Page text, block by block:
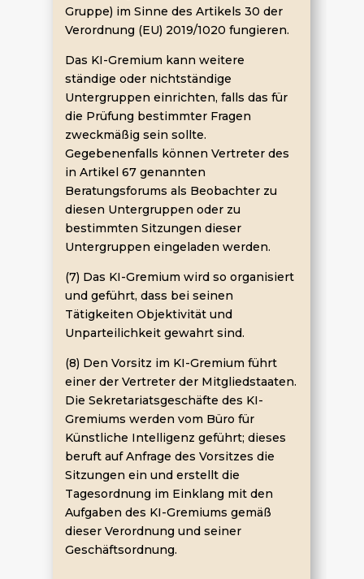
Gruppe) im Sinne des Artikels 30 der
Verordnung (EU) 2019/1020 fungieren.
Das KI-Gremium kann weitere
ständige oder nichtständige
Untergruppen einrichten, falls das für
die Prüfung bestimmter Fragen
zweckmäßig sein sollte.
Gegebenenfalls können Vertreter des
in Artikel 67 genannten
Beratungsforums als Beobachter zu
diesen Untergruppen oder zu
bestimmten Sitzungen dieser
Untergruppen eingeladen werden.
(7) Das KI-Gremium wird so organisiert
und geführt, dass bei seinen
Tätigkeiten Objektivität und
Unparteilichkeit gewahrt sind.
(8) Den Vorsitz im KI-Gremium führt
einer der Vertreter der Mitgliedstaaten.
Die Sekretariatsgeschäfte des KI-
Gremiums werden vom Büro für
Künstliche Intelligenz geführt; dieses
beruft auf Anfrage des Vorsitzes die
Sitzungen ein und erstellt die
Tagesordnung im Einklang mit den
Aufgaben des KI-Gremiums gemäß
dieser Verordnung und seiner
Geschäftsordnung.